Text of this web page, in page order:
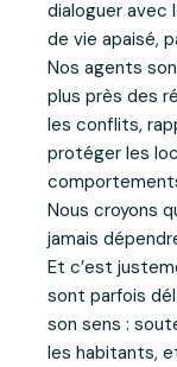
dialoguer avec
de vie apaisé,
Nos agents
plus près des
les conflits,
protéger les
Nous croyons
jamais
Et c’est
sont parfois
son sens :
les habitants,